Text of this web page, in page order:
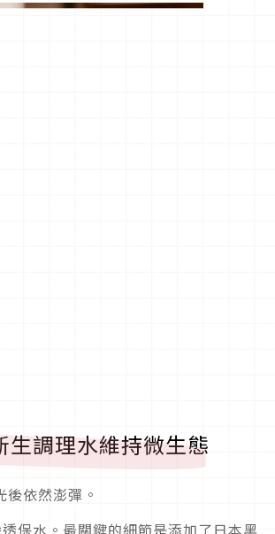
調理水維持微生態
依然澎彈。
保水。最關鍵的細節是添加了日本黑